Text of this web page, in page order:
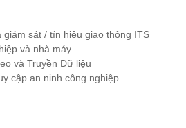
giám sát / tín hiệu giao thông ITS
và nhà máy
và Truyền Dữ liệu
cập an ninh công nghiệp